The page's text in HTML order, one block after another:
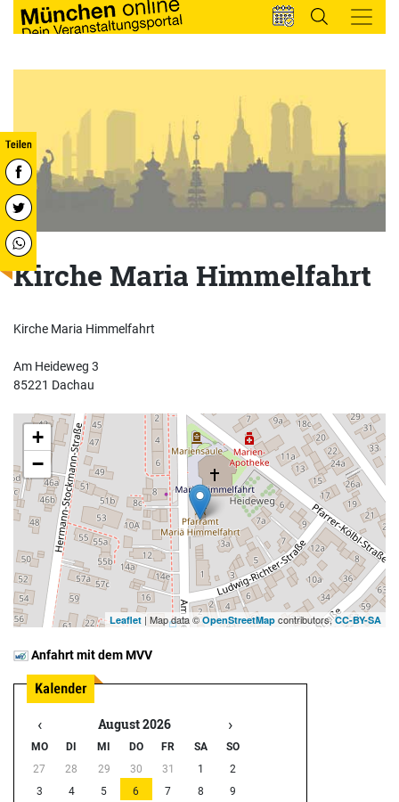
Kirche Maria Himmelfahrt
Kirche Maria Himmelfahrt
Am Heideweg 3
85221 Dachau
+
−
Leaflet | Map data ©OpenStreetMap contributors,CC-BY-SA
Anfahrt mit dem MVV
‹ August 2026 ›
MO DI MI DO FR SA
SO
27
28 29 30 31 1
2
3
4 5 6 7 8
9